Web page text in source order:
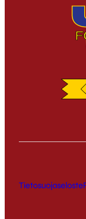
Tietosuojaseloste